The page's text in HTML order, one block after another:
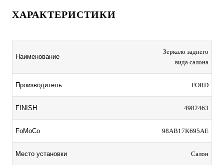
ХАРАКТЕРИСТИКИ
Наименование
Зеркало заднего
вида салона
Производитель FORD
FINISH 4982463
FoMoCo 98AB17K695AE
Место установки Салон